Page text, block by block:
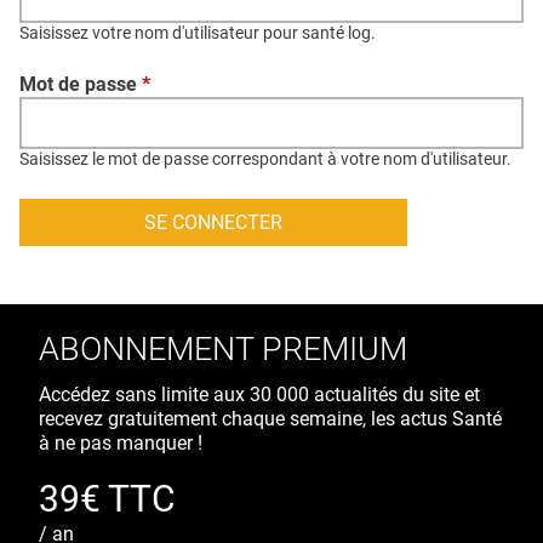
CONTACT
CRÉDITS
Saisissez votre nom d'utilisateur pour santé log.
Mot de passe *
Saisissez le mot de passe correspondant à votre nom d'utilisateur.
ABONNEMENT PREMIUM
Accédez sans limite aux 30 000 actualités du site et
recevez gratuitement chaque semaine, les actus Santé
à ne pas manquer !
39€ TTC
/ an